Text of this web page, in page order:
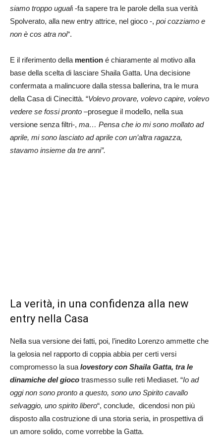
siamo troppo uguali -fa sapere tra le parole della sua verità
Spolverato, alla new entry attrice, nel gioco -, poi cozziamo e
non è cos atra noi“.
E il riferimento della mention é chiaramente al motivo alla
base della scelta di lasciare Shaila Gatta. Una decisione
confermata a malincuore dalla stessa ballerina, tra le mura
della Casa di Cinecittà. “Volevo provare, volevo capire, volevo
vedere se fossi pronto –prosegue il modello, nella sua
versione senza filtri-, ma… Pensa che io mi sono mollato ad
aprile, mi sono lasciato ad aprile con un’altra ragazza,
stavamo insieme da tre anni”.
La verità, in una confidenza alla new
entry nella Casa
Nella sua versione dei fatti, poi, l’inedito Lorenzo ammette che
la gelosia nel rapporto di coppia abbia per certi versi
compromesso la sualovestory con Shaila Gatta, tra le
dinamiche del gioco trasmesso sulle reti Mediaset. “Io ad
oggi non sono pronto a questo, sono uno Spirito cavallo
selvaggio, uno spirito libero“, conclude, dicendosi non più
disposto alla costruzione di una storia seria, in prospettiva di
un amore solido, come vorrebbe la Gatta.